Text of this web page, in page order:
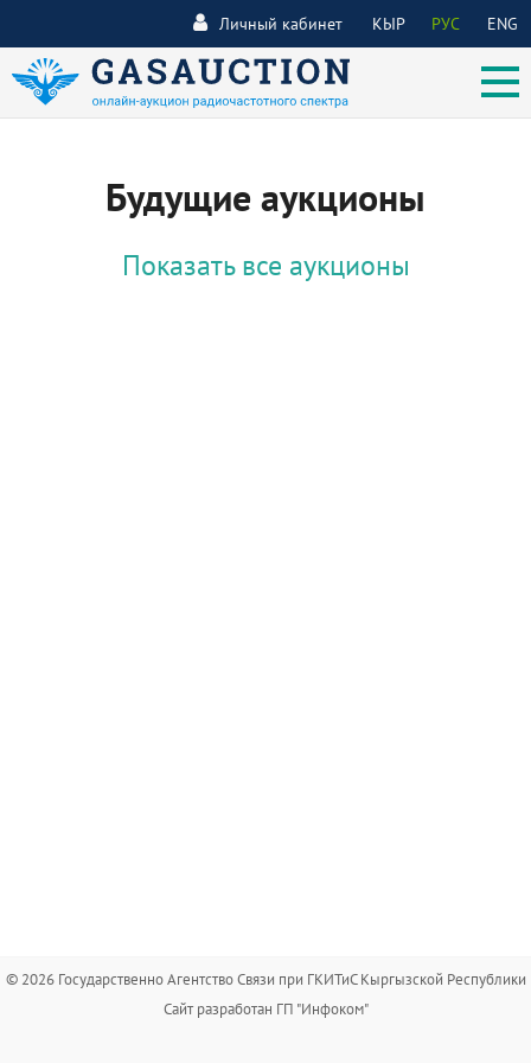
КЫР РУС ENG
Личный кабинет
Будущие аукционы
Показать все аукционы
© 2026 Государственно Агентство Связи при ГКИТиС Кыргызской Республики
Сайт разработан ГП "Инфоком"